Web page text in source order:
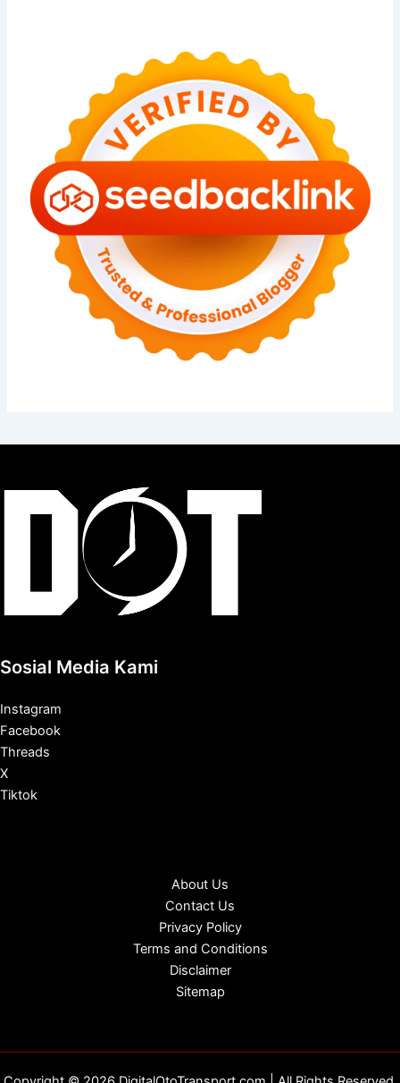
Sosial Media Kami
Instagram
Facebook
Threads
X
Tiktok
About Us
Contact Us
Privacy Policy
Terms and Conditions
Disclaimer
Sitemap